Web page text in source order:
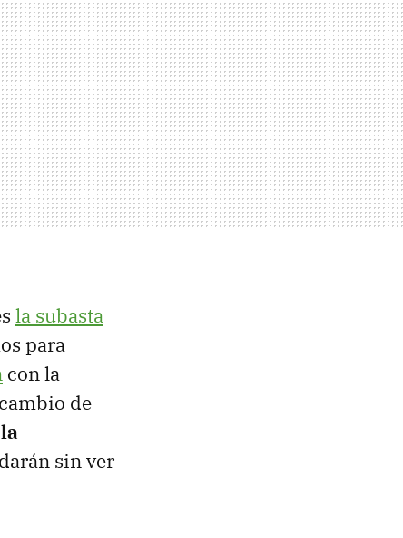
la subasta
para
con la
de
sin ver